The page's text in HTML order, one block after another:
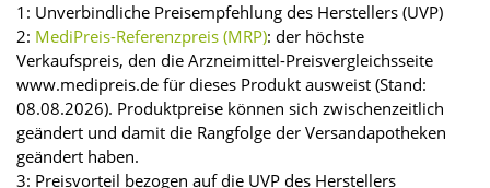
1: Unverbindliche Preisempfehlung des Herstellers (UVP)
2: MediPreis-Referenzpreis (MRP): der höchste
Verkaufspreis, den die Arzneimittel-Preisvergleichsseite
www.medipreis.de für dieses Produkt ausweist (Stand:
08.08.2026). Produktpreise können sich zwischenzeitlich
geändert und damit die Rangfolge der Versandapotheken
geändert haben.
3: Preisvorteil bezogen auf die UVP des Herstellers